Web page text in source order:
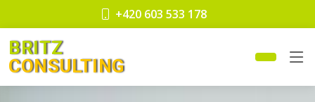
+420 603 533 178
BRITZ
CONSULTING